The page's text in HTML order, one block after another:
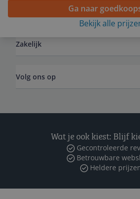
Ga naar
Bekijk alle
Zakelijk
Volg ons op
Wat je ook kiest: Blijf
Gecontroleerde
Betrouwbare
Heldere